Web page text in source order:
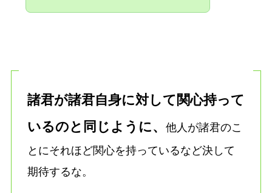
諸君が諸君自身に対して関心持って
いるのと同じように、
他人が諸君のこ
とにそれほど関心を持っているなど決して
期待するな。